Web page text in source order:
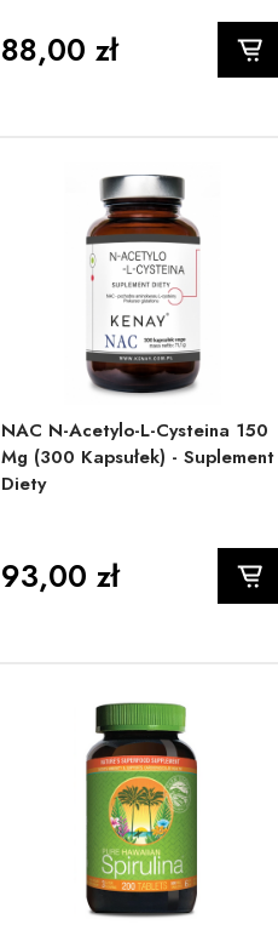
88,00 zł
NAC N-Acetylo-L-Cysteina 150
Mg (300 Kapsułek) - Suplement
Diety
93,00 zł